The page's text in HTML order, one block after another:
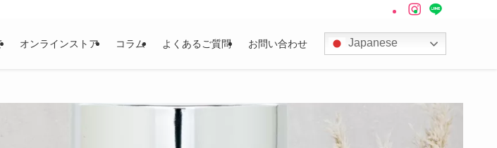
オンラインストア コラム よくあるご質問 お問い合わせ Japanese